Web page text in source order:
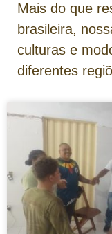
Mais do que
brasileira,
culturas e
diferentes